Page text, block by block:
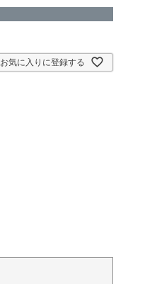
お気に入りに登録する